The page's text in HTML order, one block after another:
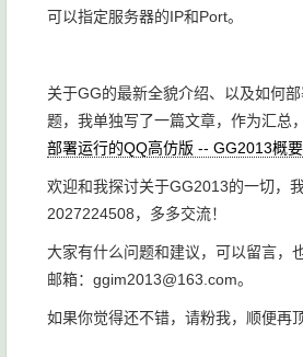
可以指定服务器的IP和Port。
关于GG的最新全貌介绍、以及如何
题，我单独写了一篇文章，作为汇总
部署运行的QQ高仿版 -- GG2013概要
欢迎和我探讨关于GG2013的一切，我
2027224508，多多交流！
大家有什么问题和建议，可以留言，
邮箱：ggim2013@163.com。
如果你觉得还不错，请粉我，顺便再